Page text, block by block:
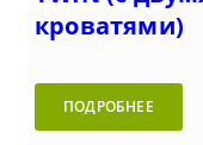
кроватями)
ПОДРОБНЕЕ